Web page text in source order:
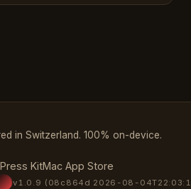
in Switzerland. 100% on-device.
Press KitMac App Store
v1.0.9 (08c864d 2026-08-